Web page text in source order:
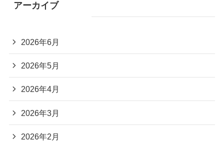
アーカイブ
2026年6月
2026年5月
2026年4月
2026年3月
2026年2月